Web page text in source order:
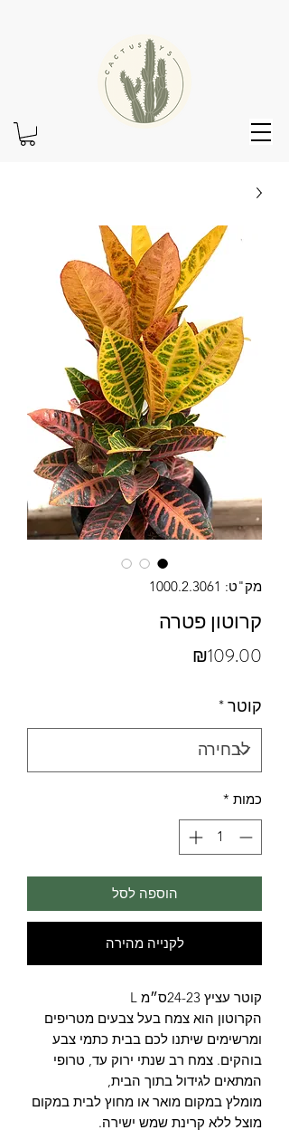
מק"ט: 1000.2.3061
קרוטון פטרה
₪109.00
קוטר*
כמות *
הוספה לסל
לקנייה מהירה
קוטר עציץ 24-23ס״מ L
הקרוטון הוא צמח בעל צבעים מטריפים
ומרשימים שיתנו לכם בבית כתמי צבע
בוהקים. צמח רב שנתי ירוק עד, טרופי
המתאים לגידול בתוך הבית,
מומלץ במקום מואר או מחוץ לבית במקום
מוצל ללא קרינת שמש ישירה.